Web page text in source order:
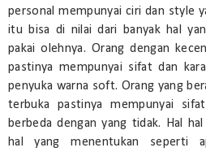
personal mempunyai ciri dan style
itu bisa di nilai dari banyak hal
pakai olehnya. Orang dengan
pastinya mempunyai sifat dan
penyuka warna soft. Orang yang
terbuka pastinya mempunyai
berbeda dengan yang tidak. Hal
hal yang menentukan seperti